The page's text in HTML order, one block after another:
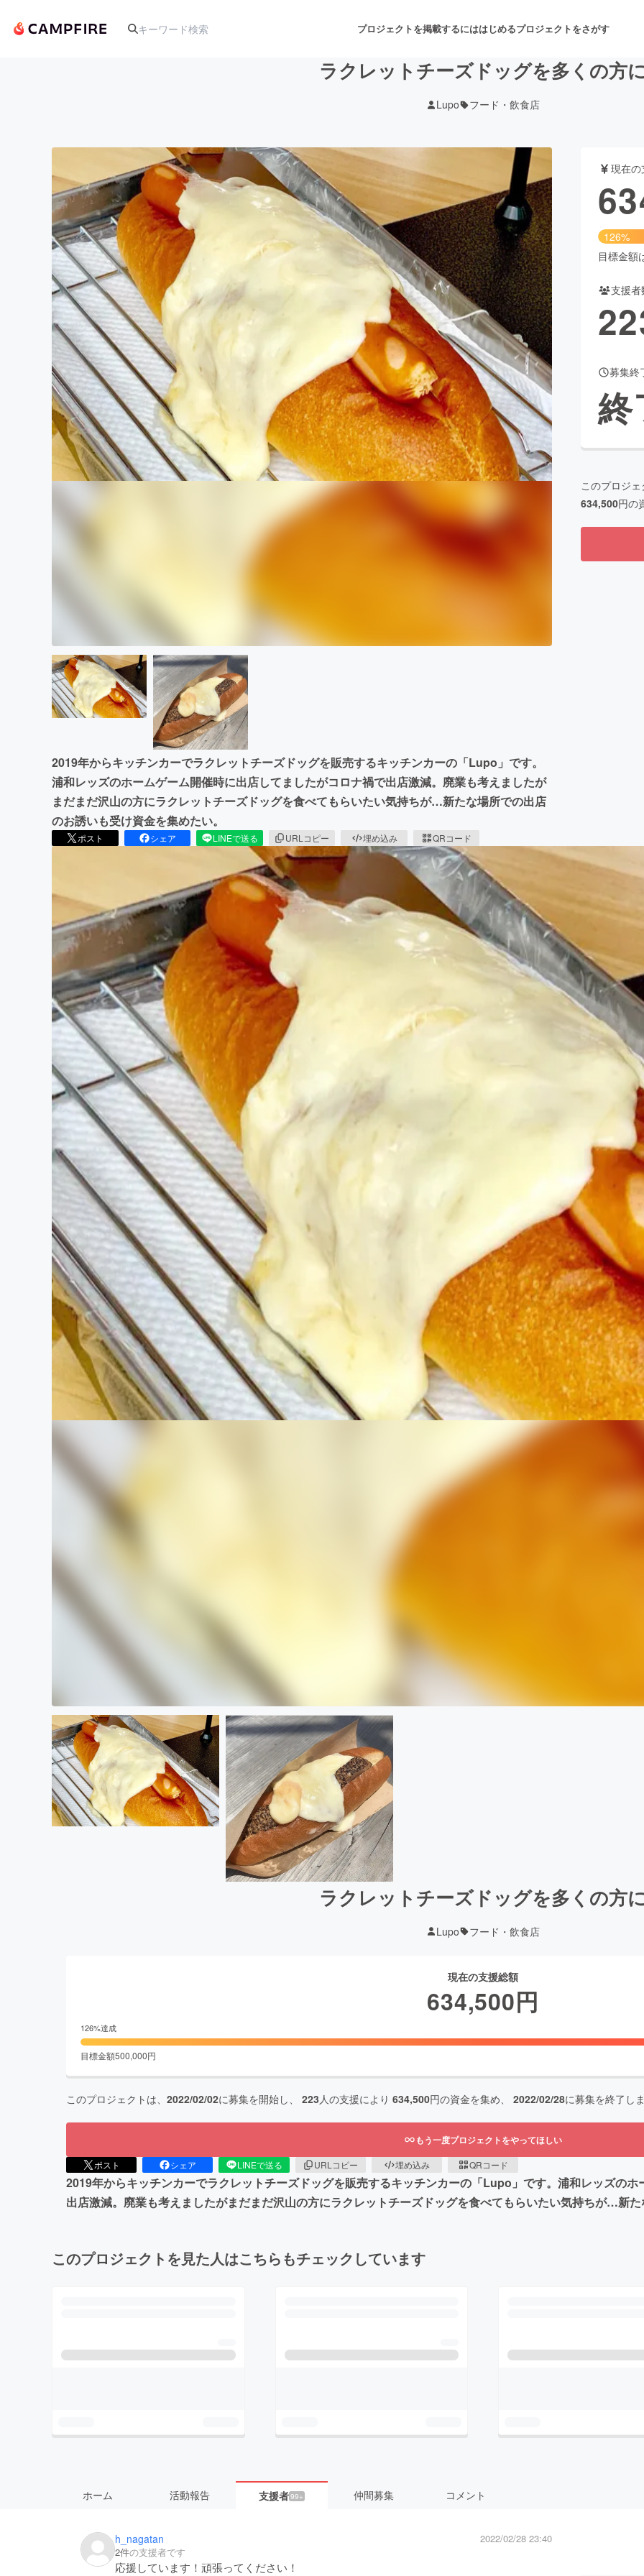
プロジェクトを掲載するにははじめるプロジェクトをさがす
アート・写真 音楽 舞台・パフォーマンス
テクノロジー・ガジェット ゲーム・サービス開発 フード・飲食店
映像・映画 書籍・雑誌出版 アニメ・漫画
ビジネス・起業 ビューティー・ヘルスケ
まちづくり・地域活性化
CAMPFIRE for Social GoodCAMPFIRE Creation
CAMPFIREふるさと納税machi-yaコミュニティ
ラクレットチーズドッグを多くの方
Lupo フード・飲食店
2019年からキッチンカーでラクレットチーズドッグを販売するキッチンカーの「Lupo」です。
浦和レッズのホームゲーム開催時に出店してましたがコロナ禍で出店激減。廃業も考えましたが
まだまだ沢山の方にラクレットチーズドッグを食べてもらいたい気持ちが…新たな場所での出店
のお誘いも受け資金を集めたい。
ポスト シェア LINEで送る URLコピー 埋め込み QRコード
現在
126%
目標金額
支援者
募集終
終
このプロジ
634,500円の
ラクレットチーズドッグを多くの方
Lupo フード・飲食店
現在の支援総額
634,500円
126%達成
目標金額500,000円
このプロジェクトは、 2022/02/02に募集を開始し、 223 人の支援により 634,500円の資金を集め、 2022/02/28に募集を終了し
もう一度プロジェクトをやってほしい
ポスト シェア LINEで送る URLコピー 埋め込み QRコード
2019年からキッチンカーでラクレットチーズドッグを販売するキッチンカーの「Lupo」です。浦和レッズの
出店激減。廃業も考えましたがまだまだ沢山の方にラクレットチーズドッグを食べてもらいたい気持ちが…新
このプロジェクトを見た人はこちらもチェックしています
ホーム 活動報告 支援者99+ 仲間募集 コメント
h_nagatan
2022/02/28 23:40
2件の支援者です
応援しています！頑張ってください！